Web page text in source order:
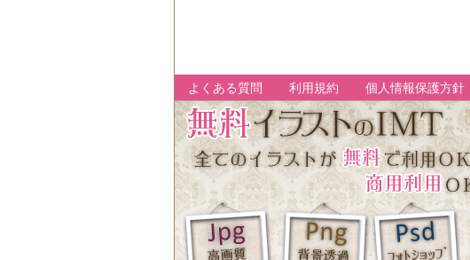
よくある質問 利用規約 個人情報保護方針